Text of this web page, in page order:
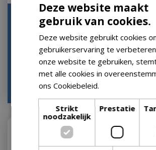
Diffuser XL Wit (excl.
parfum)
95
Let op: bijna uitverkocht!
Refill
Deze website maakt
gebruik van cookies.
Deze website gebruikt cookies
gebruikerservaring te
onze website te gebruiken,
met alle cookies in
ons Cookiebeleid.
Strikt
noodzakelijk
Prestatie